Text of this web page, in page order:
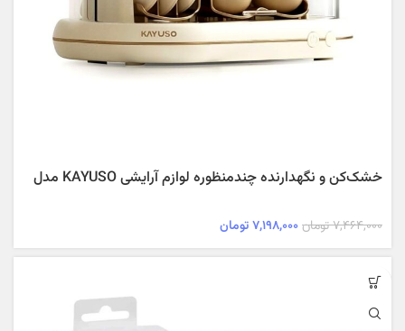
خشک‌کن و نگهدارنده چندمنظوره لوازم آرایشی KAYUSO مدل
۷,۴۶۴,۰۰۰تومان۷,۱۹۸,۰۰۰تومان